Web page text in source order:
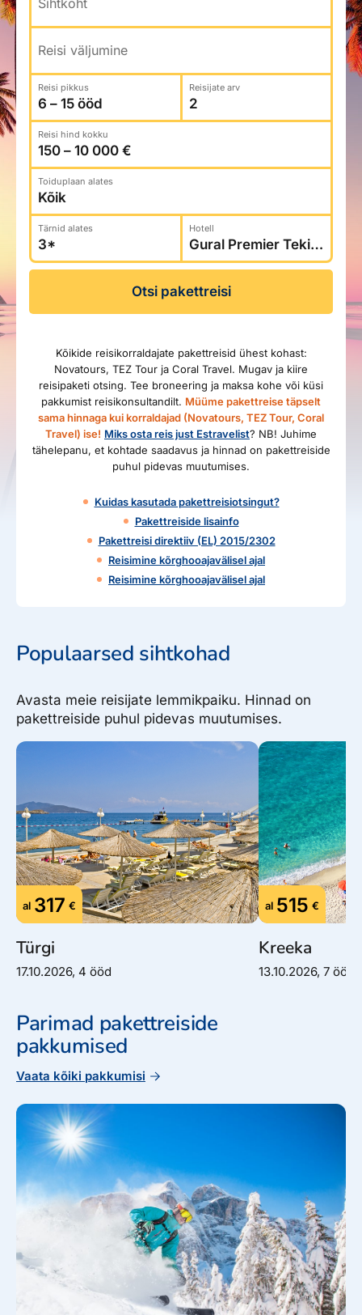
Reisitarvete e-pood
Airalo eSIM
Reisija meelespea
Platinum Club
Püsisoodustused
Boonuspunktid
Ettevõttest, kontaktid, reisikonsultandi teenus, tule
tööle, uudised...
Ettevõttest
Kontaktid
Reisikonsultandi teenus
Tule tööle
Uudised
Sihtkoht
Reisi väljumine
Reisi pikkus Reisijate arv
Reisi hind kokku
Toiduplaan alates
Tärnid alates Hotell
Otsi pakettreisi
Kõikide reisikorraldajate pakettreisid ühest kohast:
Novatours, TEZ Tour ja Coral Travel. Mugav ja kiire
reisipaketi otsing. Tee broneering ja maksa kohe või küsi
pakkumist reisikonsultandilt. Müüme pakettreise täpselt
sama hinnaga kui korraldajad (Novatours, TEZ Tour, Coral
Travel) ise! Miks osta reis just Estravelist? NB! Juhime
tähelepanu, et kohtade saadavus ja hinnad on pakettreiside
puhul pidevas muutumises.
Kuidas kasutada pakettreisiotsingut?
Pakettreiside lisainfo
Pakettreisi direktiiv (EL) 2015/2302
Reisimine kõrghooajavälisel ajal
Reisimine kõrghooajavälisel ajal
Populaarsed sihtkohad
Avasta meie reisijate lemmikpaiku. Hinnad on
pakettreiside puhul pidevas muutumises.
al 317 €
Türgi
17.10.2026, 4 ööd
al 515 €
Kreeka
13.10.2026, 7 ööd
Parimad pakettreiside
pakkumised
Vaata kõiki pakkumisi